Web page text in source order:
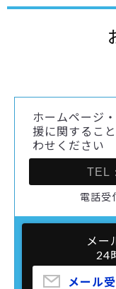
ホームページ
援に関するこ
わせください
TEL：
電話受
メー
24
メール